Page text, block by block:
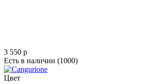
3 550 p
Есть в наличии (1000)
Цвет